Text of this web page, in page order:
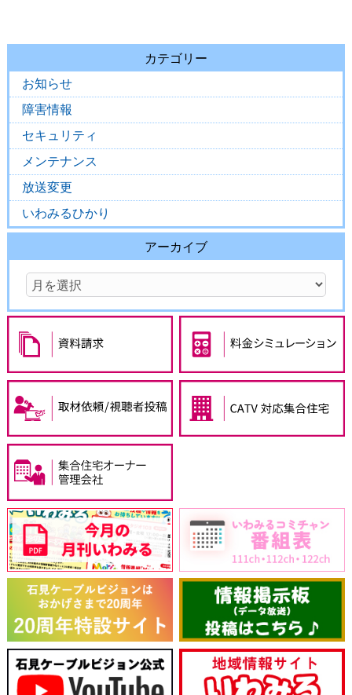
カテゴリー
お知らせ
障害情報
セキュリティ
メンテナンス
放送変更
いわみるひかり
アーカイブ